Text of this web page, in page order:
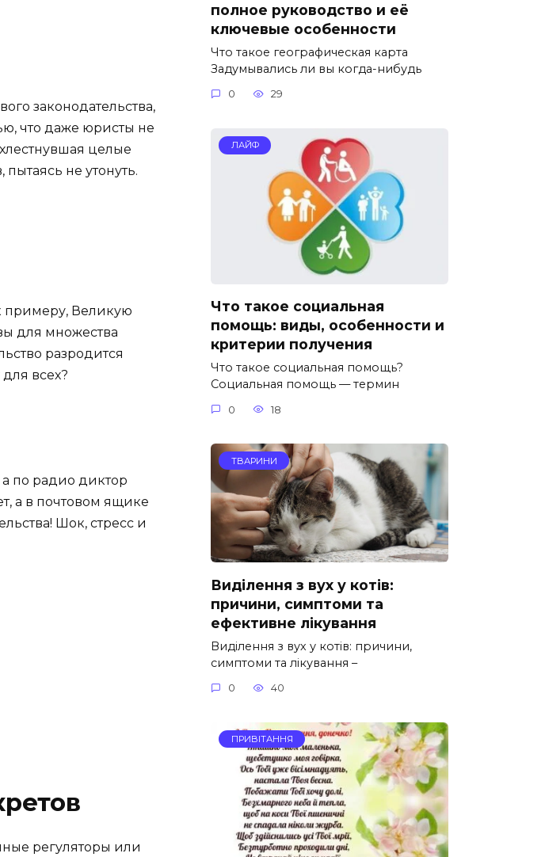
законодательства,
что даже юристы не
целые
не утонуть.
примеру, Великую
для множества
разродится
всех?
по радио диктор
а в почтовом ящике
Шок, стресс и
регуляторы или
полное руководство и её
ключевые особенности
Что такое географическая карта
Задумывались ли вы когда-нибудь
0 29
ЛАЙФ
Что такое социальная
помощь: виды, особенности и
критерии получения
Что такое социальная помощь?
Социальная помощь — термин
0 18
ТВАРИНИ
Виділення з вух у котів:
причини, симптоми та
ефективне лікування
Виділення з вух у котів: причини,
симптоми та лікування –
0 40
ПРИВІТАННЯ